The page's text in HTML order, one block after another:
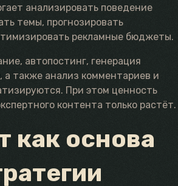
анализировать поведение
темы, прогнозировать
рекламные бюджеты.
автопостинг, генерация
а также анализ комментариев и
При этом ценность
контента только растёт.
как основа